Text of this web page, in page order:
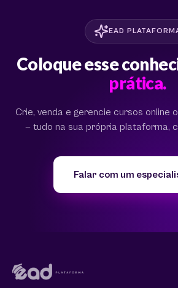
EAD
Coloque esse
prática.
Crie, venda e gerencie cursos online
— tudo na sua própria plataforma,
Falar com um